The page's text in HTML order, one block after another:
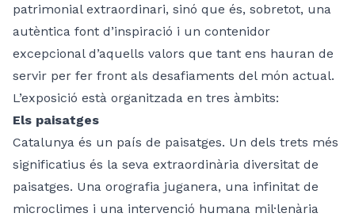
patrimonial extraordinari, sinó que és, sobretot, una
autèntica font d’inspiració i un contenidor
excepcional d’aquells valors que tant ens hauran de
servir per fer front als desafiaments del món actual.
L’exposició està organitzada en tres àmbits:
Els paisatges
Catalunya és un país de paisatges. Un dels trets més
significatius és la seva extraordinària diversitat de
paisatges. Una orografia juganera, una infinitat de
microclimes i una intervenció humana mil·lenària